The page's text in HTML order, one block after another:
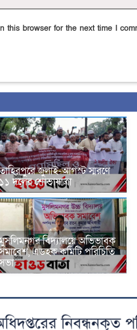
this browser for the next time I
জুলাই-আগস্ট স্মরণে
দলের শোভাযাত্রা
বিদ্যালয়ে অভিভাবক
এডহক কমিটি পরিচিতি